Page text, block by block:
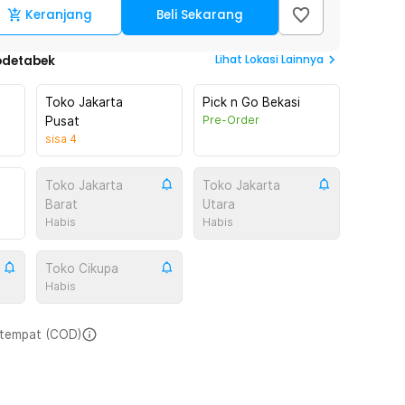
Keranjang Beli Sekarang
Lihat Lokasi Lainnya
Toko Jakarta
Pusat
sisa 4
Pick n Go Bekasi
Pre-Order
Toko Jakarta
Barat
Habis
Toko Jakarta
Utara
Habis
Toko Cikupa
Habis
(COD)